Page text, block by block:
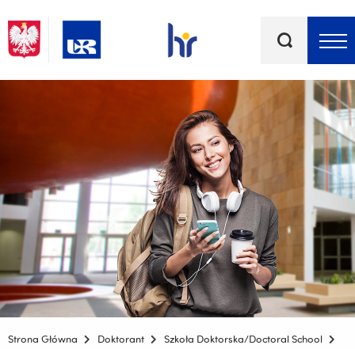
kluczowe
Strona Główna Doktorant
Szkoła Doktorska/Doctoral School